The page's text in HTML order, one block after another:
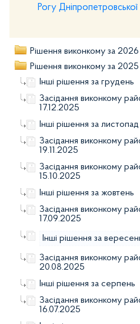
Рогу Дніпропетровської
Рішення виконкому за 2026
Рішення виконкому за 2025
Інші рішення за грудень
Засідання виконкому
17.12.2025
Інші рішення за листопад
Засідання виконкому
19.11.2025
Засідання виконкому
15.10.2025
Інші рішення за жовтень
Засідання виконкому
17.09.2025
Інші рішення за
Засідання виконкому
20.08.2025
Інші рішення за серпень
Засідання виконкому
16.07.2025